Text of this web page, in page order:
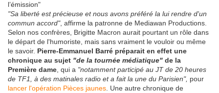
l’émission"
"Sa liberté est précieuse et nous avons préféré la lui rendre d'un
commun accord", affirme la patronne de Mediawan Productions.
Selon nos confrères, Brigitte Macron aurait pourtant un rôle dans
le départ de l'humoriste, mais sans vraiment le vouloir ou même
le savoir. Pierre-Emmanuel Barré préparait en effet une
chronique au sujet "de la tournée médiatique" de la
Première dame , qui a "notamment participé au JT de 20 heures
de TF1, à des matinales radio et a fait la une du Parisien", pour
lancer l'opération Pièces jaunes . Une autre chronique de